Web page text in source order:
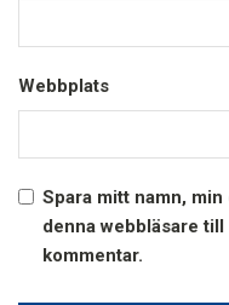
Webbplats
Spara mitt namn,
denna webbläsare
kommentar.